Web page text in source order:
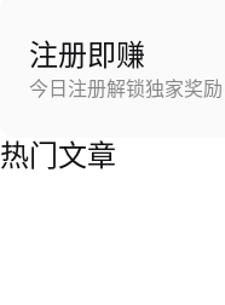
注册即赚
今日注册解锁独家奖
热门文章